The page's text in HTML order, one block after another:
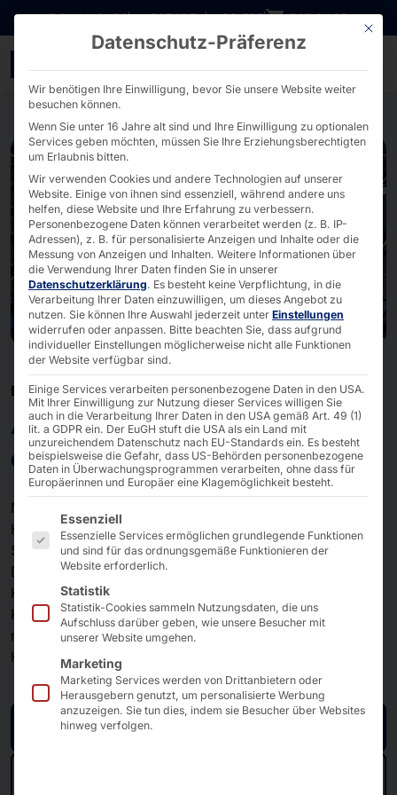
Direkt zum Inhalt wechseln
DOWNLOADSINVESTORENKARRIERE B2B SHOP
BEHALTEN SIE IHRE DATEN UNTER KONTROLLE
AKHET®Storage Server in
der IT- und OT-Integration
Nach unserem Standard gefertigte
Hardwarelösungen eignen sich für die On Premise-
Speicherung oder -Archivierung großer und sensibler
Daten. Unsere Lösungen werden immer an die
Kapazitäts-, Redundanz und I/O-Anforderungen von
Kunden angepasst, ob als Storage im SAN oder als
replizierter virtual Storage in
Hochverfügbarkeitsumgebungen.
Jetzt Anfragen
Mit
Datenschutz-Präferenz
Wir benötigen Ihre Einwilligung, bevor Sie unsere Website weiter
besuchen können.
Wenn Sie unter 16 Jahre alt sind und Ihre Einwilligung zu optionalen
Services geben möchten, müssen Sie Ihre Erziehungsberechtigten
um Erlaubnis bitten.
Wir verwenden Cookies und andere Technologien auf unserer
Website. Einige von ihnen sind essenziell, während andere uns
helfen, diese Website und Ihre Erfahrung zu verbessern.
Personenbezogene Daten können verarbeitet werden (z. B. IP-
Adressen), z. B. für personalisierte Anzeigen und Inhalte oder die
Messung von Anzeigen und Inhalten. Weitere Informationen über
die Verwendung Ihrer Daten finden Sie in unserer
Datenschutzerklärung. Es besteht keine Verpflichtung, in die
Verarbeitung Ihrer Daten einzuwilligen, um dieses Angebot zu
nutzen. Sie können Ihre Auswahl jederzeit unter Einstellungen
widerrufen oder anpassen. Bitte beachten Sie, dass aufgrund
individueller Einstellungen möglicherweise nicht alle Funktionen
der Website verfügbar sind.
Einige Services verarbeiten personenbezogene Daten in den USA.
Mit Ihrer Einwilligung zur Nutzung dieser Services willigen Sie
auch in die Verarbeitung Ihrer Daten in den USA gemäß Art. 49 (1)
lit. a GDPR ein. Der EuGH stuft die USA als ein Land mit
unzureichendem Datenschutz nach EU-Standards ein. Es besteht
beispielsweise die Gefahr, dass US-Behörden personenbezogene
Daten in Überwachungsprogrammen verarbeiten, ohne dass für
Europäerinnen und Europäer eine Klagemöglichkeit besteht.
Es folgt eine Liste der Service-Gruppen, für die eine
Essenziell
Essenzielle Services ermöglichen grundlegende Funktionen
und sind für das ordnungsgemäße Funktionieren der
Website erforderlich.
Statistik
Statistik-Cookies sammeln Nutzungsdaten, die uns
Aufschluss darüber geben, wie unsere Besucher mit
unserer Website umgehen.
Marketing
Marketing Services werden von Drittanbietern oder
Herausgebern genutzt, um personalisierte Werbung
anzuzeigen. Sie tun dies, indem sie Besucher über Websites
hinweg verfolgen.